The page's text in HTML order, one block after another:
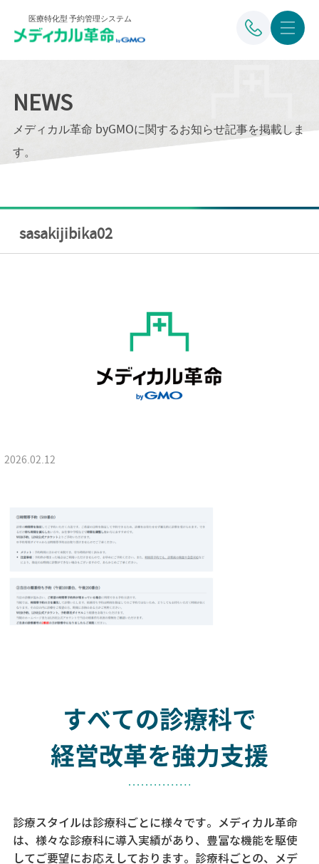
医療特化型 予約管理システム
NEWS
メディカル革命 byGMOに関するお知らせ記事を掲載しま
す。
sasakijibika02
2026.02.12
すべての診療科で
経営改革を強力支援
診療スタイルは診療科ごとに様々です。メディカル革命
は、様々な診療科に導入実績があり、 豊富な機能を駆使
してご要望にお応えしております。 診療科ごとの、メデ